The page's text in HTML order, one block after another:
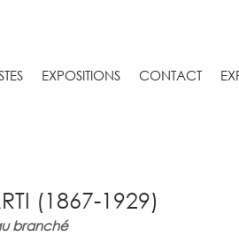
EXPOSITIONS CONTACT
(1867-1929)
branché